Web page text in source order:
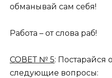
обманывай сам себя!
Работа – от слова раб!
СОВЕТ № 5: Постарайся
следующие вопросы: